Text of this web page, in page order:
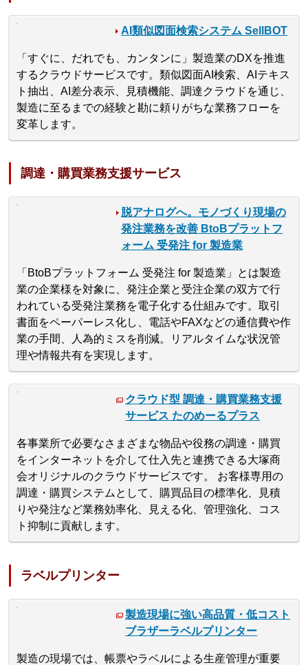
AI類似図面検索システム SellBOT
「すぐに、だれでも、カンタンに」製造業のDXを推進
するクラウドサービスです。類似図面AI検索、AIテキス
ト抽出、AI差分表示、見積機能、調達クラウドを通じ、
製造に至るまでの経験と勘に頼りがちな業務フローを
変革します。
調達・購買業務支援サービス
脱アナログへ。モノづくり現場の
発注業務を改善 BtoBプラットフ
ォーム 受発注 for 製造業
「BtoBプラットフォーム 受発注 for 製造業」とは製造
業の企業様を対象に、発注企業と受注企業の双方で行
われている受発注業務を電子化する仕組みです。取引
書面をペーパーレス化し、電話やFAXなどの通信費や作
業の手間、人為的ミスを削減。リアルタイムな状況管
理や情報共有を実現します。
クラウド型 調達・購買業務支援
サービス たのめーるプラス
各事業所で必要なさまざまな物品や役務の調達・購買
をインターネットを介して仕入先と連携できる大塚商
会オリジナルのクラウドサービスです。 お客様専用の
調達・購買システムとして、購買品目の標準化、見積
りや発注など業務効率化、見える化、管理強化、コス
ト抑制に貢献します。
ラベルプリンター
製造現場に強い高品質・低コスト
ブラザーラベルプリンター
製造の現場では、帳票やラベルによる生産管理が重要